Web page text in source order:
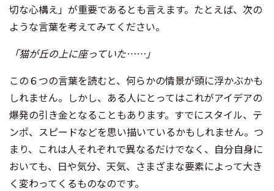
切な心構え」が重要であるとも言えます。たとえば、次の
ような言葉を考えてみてください。
「猫が丘の上に座っていた……」
この６つの言葉を読むと、何らかの情景が頭に浮かぶかも
しれません。しかし、ある人にとってはこれがアイデアの
爆発の引き金となることもあります。すでにスタイル、テ
ンポ、スピードなどを思い描いているかもしれません。つ
まり、これは人それぞれで異なるだけでなく、自分自身に
おいても、日や気分、天気、さまざまな要素によって大き
く変わってくるものなのです。